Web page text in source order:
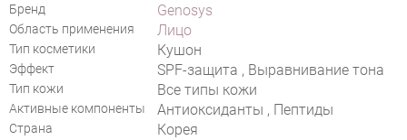
Бренд Genosys
Область применения Лицо
Тип косметики Кушон
Эффект SPF-защита , Выравнивание тона
Тип кожи Все типы кожи
Активные компоненты Антиоксиданты , Пептиды
Страна Корея